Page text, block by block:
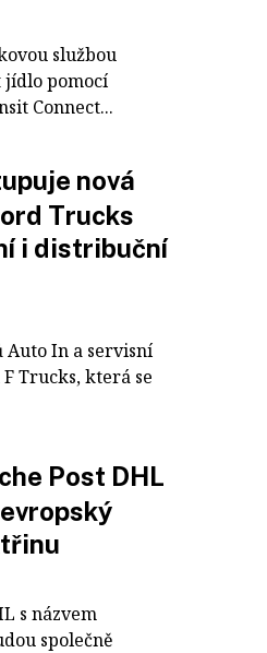
službou
jídlo pomocí
Connect...
nová
Trucks
i distribuční
Auto In a servisní
Trucks, která se
Post DHL
s názvem
společně